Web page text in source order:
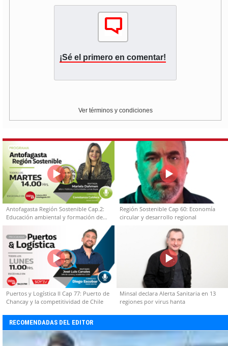
¡Sé el primero en comentar!
Ver términos y condiciones
Antofagasta Región Sostenible Cap.2:
Educación ambiental y formación de
capacidades técnicas
Región Sostenible Cap 60: Economía
circular y desarrollo regional
Puertos y Logística II Cap 77: Puerto de
Chancay y la competitividad de Chile
Minsal declara Alerta Sanitaria en 13
regiones por virus hanta
RECOMENDADAS DEL EDITOR